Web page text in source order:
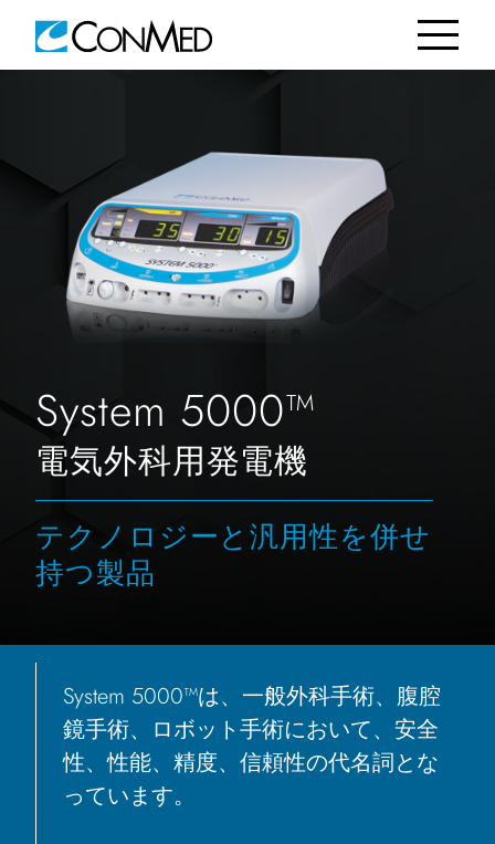
System 5000™
電気外科用発電機
テクノロジーと汎用性を併せ
持つ製品
System 5000™は、一般外科手術、腹腔
鏡手術、ロボット手術において、安全
性、性能、精度、信頼性の代名詞とな
っています。